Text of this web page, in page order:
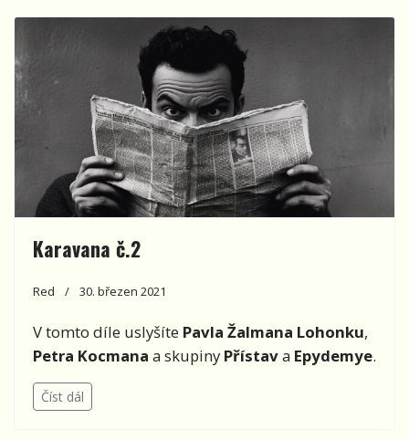
Karavana č.2
Red 30. březen 2021
V tomto díle uslyšíte Pavla Žalmana Lohonku,
Petra Kocmana a skupiny Přístava Epydemye.
Číst dál